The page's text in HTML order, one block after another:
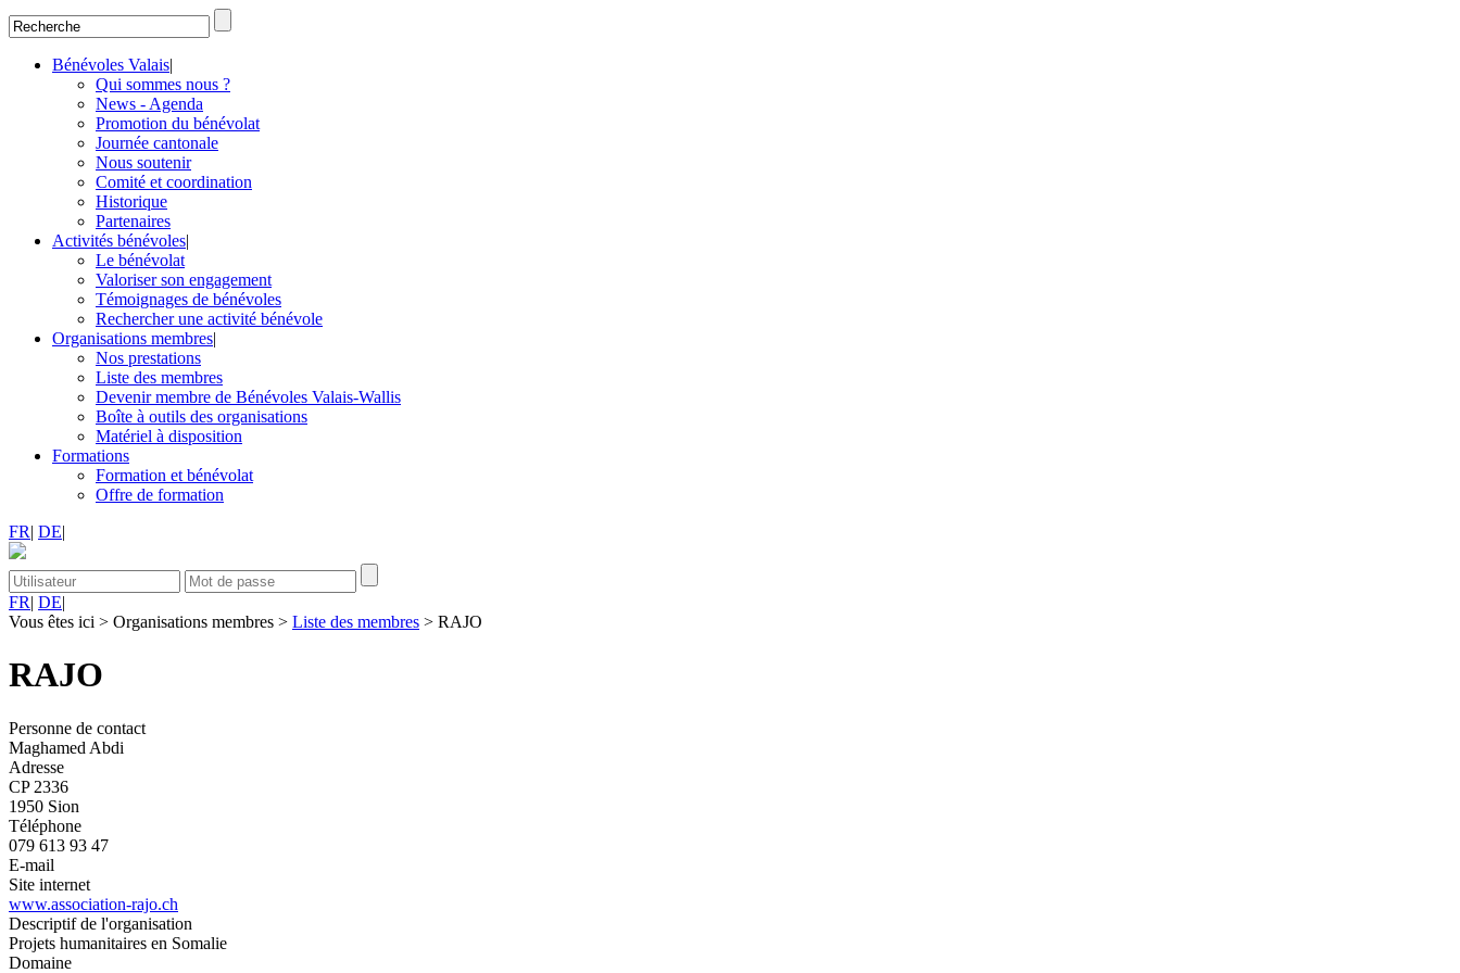
Bénévoles Valais|
Qui sommes nous ?
News - Agenda
Promotion du bénévolat
Journée cantonale
Nous soutenir
Comité et coordination
Historique
Partenaires
Activités bénévoles|
Le bénévolat
Valoriser son engagement
Témoignages de bénévoles
Rechercher une activité bénévole
Organisations membres|
Nos prestations
Liste des membres
Devenir membre de Bénévoles Valais-Wallis
Boîte à outils des organisations
Matériel à disposition
Formations
Formation et bénévolat
Offre de formation
FR| DE|
FR| DE|
Vous êtes ici > Organisations membres > Liste des membres > RAJO
RAJO
Personne de contact
Maghamed Abdi
Adresse
CP 2336
1950 Sion
Téléphone
079 613 93 47
E-mail
Site internet
www.association-rajo.ch
Descriptif de l'organisation
Projets humanitaires en Somalie
Domaine